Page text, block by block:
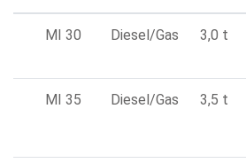
MI 30 Diesel/Gas 3,0 t
MI 35 Diesel/Gas 3,5 t